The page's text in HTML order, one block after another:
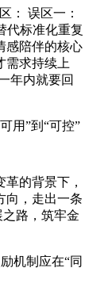
： 误区一：
代标准化重复
感陪伴的核心
需求持续上
年内就要回
用”到“可控”
的背景下，
向，走出一条
之路，筑牢金
机制应在“同